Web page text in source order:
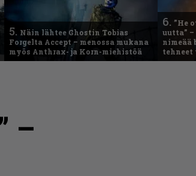
5. Näin lähtee Ghostin Tobias
Forgelta Accept – menossa mukana
myös Anthrax- ja Korn-miehistöä
6. ”He
uutta”
nimeää
–